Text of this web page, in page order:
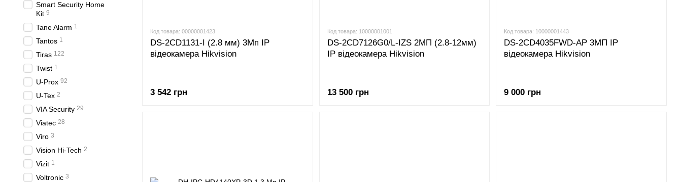
Код товара: 00000001423
DS-2CD1131-I (2.8 мм) 3Мп IP
відеокамера Hikvision
3 542 грн
Код товара: 10000001001
DS-2CD7126G0/L-IZS 2МП (2.8-12мм)
IP відеокамера Hikvision
13 500 грн
Код товара: 10000001443
DS-2CD4035FWD-AP 3МП IP
відеокамера Hikvision
9 000 грн
Smart Security Home
Kit 9
Tane Alarm 1
Tantos 1
Tiras 122
Twist 1
U-Prox 92
U-Tex 2
VIA Security 29
Viatec 28
Viro 3
Vision Hi-Tech 2
Vizit 1
Voltronic 3